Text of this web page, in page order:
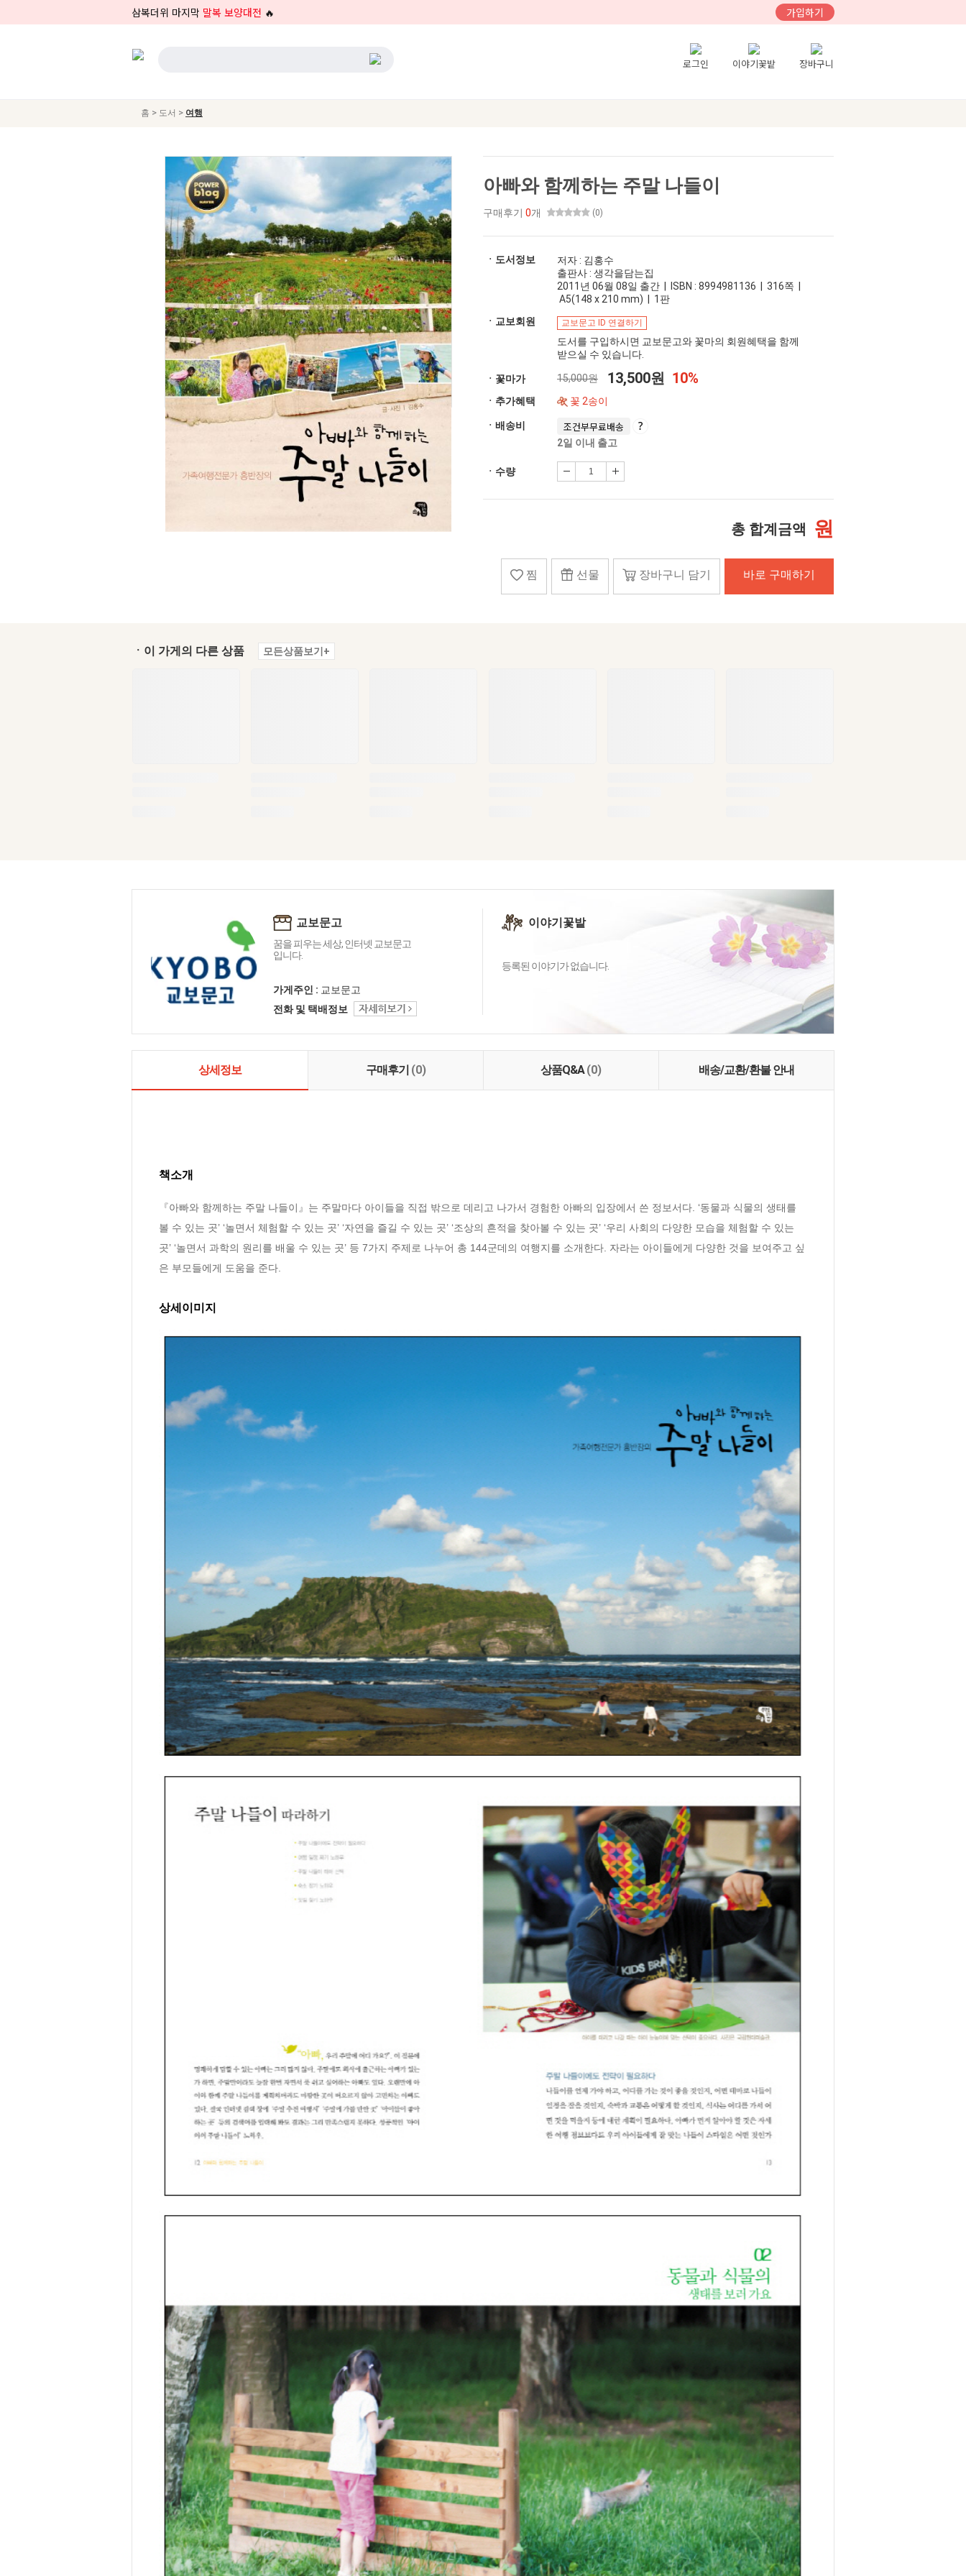
삼복더위 마지막 말복 보양대전 🔥 가입하기
로그인 이야기꽃밭 장바구니
홈 > 도서 > 여행
아빠와 함께하는 주말 나들이
구매후기 0개 (0)
ㆍ도서정보
저자 : 김홍수
출판사 : 생각을담는집
2011년 06월 08일 출간 | ISBN : 8994981136 | 316쪽 |
A5(148 x 210 mm) | 1판
ㆍ교보회원
교보문고 ID 연결하기
도서를 구입하시면 교보문고와 꽃마의 회원혜택을 함께
받으실 수 있습니다.
ㆍ꽃마가 15,000원 13,500원 10%
ㆍ추가혜택 꽃 2송이
ㆍ배송비 조건부무료배송
2일 이내 출고
ㆍ수량
총 합계금액 원
찜 선물 장바구니 담기 바로 구매하기
ㆍ이 가게의 다른 상품 모든상품보기+
교보문고
꿈을 피우는 세상, 인터넷 교보문고
입니다.
가게주인 : 교보문고
전화 및 택배정보
이야기꽃밭
등록된 이야기가 없습니다.
상세정보 구매후기 (0) 상품Q&A(0) 배송/교환/환불 안내
책소개
『아빠와 함께하는 주말 나들이』는 주말마다 아이들을 직접 밖으로 데리고 나가서 경험한 아빠의 입장에서 쓴 정보서다. ‘동물과 식물의 생태를
볼 수 있는 곳’ ‘놀면서 체험할 수 있는 곳’ ‘자연을 즐길 수 있는 곳’ ‘조상의 흔적을 찾아볼 수 있는 곳’ ‘우리 사회의 다양한 모습을 체험할 수 있는
곳’ ‘놀면서 과학의 원리를 배울 수 있는 곳’ 등 7가지 주제로 나누어 총 144군데의 여행지를 소개한다. 자라는 아이들에게 다양한 것을 보여주고 싶
은 부모들에게 도움을 준다.
상세이미지